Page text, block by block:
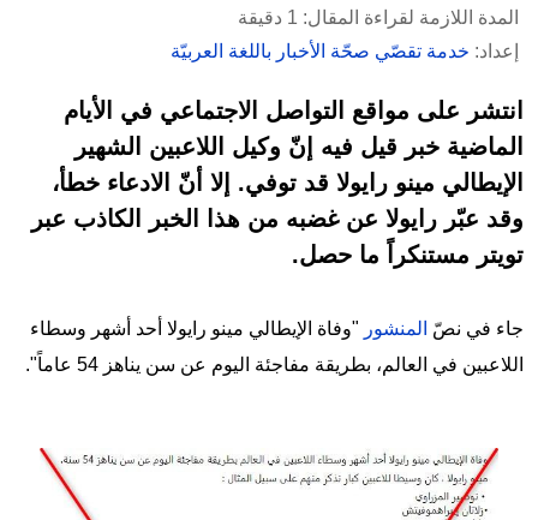
المدة اللازمة لقراءة المقال: 1 دقيقة
إعداد: خدمة تقصّي صحّة الأخبار باللغة العربيّة
انتشر على مواقع التواصل الاجتماعي في الأيام
الماضية خبر قيل فيه إنّ وكيل اللاعبين الشهير
الإيطالي مينو رايولا قد توفي. إلا أنّ الادعاء خطأ،
وقد عبّر رايولا عن غضبه من هذا الخبر الكاذب عبر
تويتر مستنكراً ما حصل.
جاء في نصّ المنشور "وفاة الإيطالي مينو رايولا أحد أشهر وسطاء
اللاعبين في العالم، بطريقة مفاجئة اليوم عن سن يناهز 54 عاماً".
Image